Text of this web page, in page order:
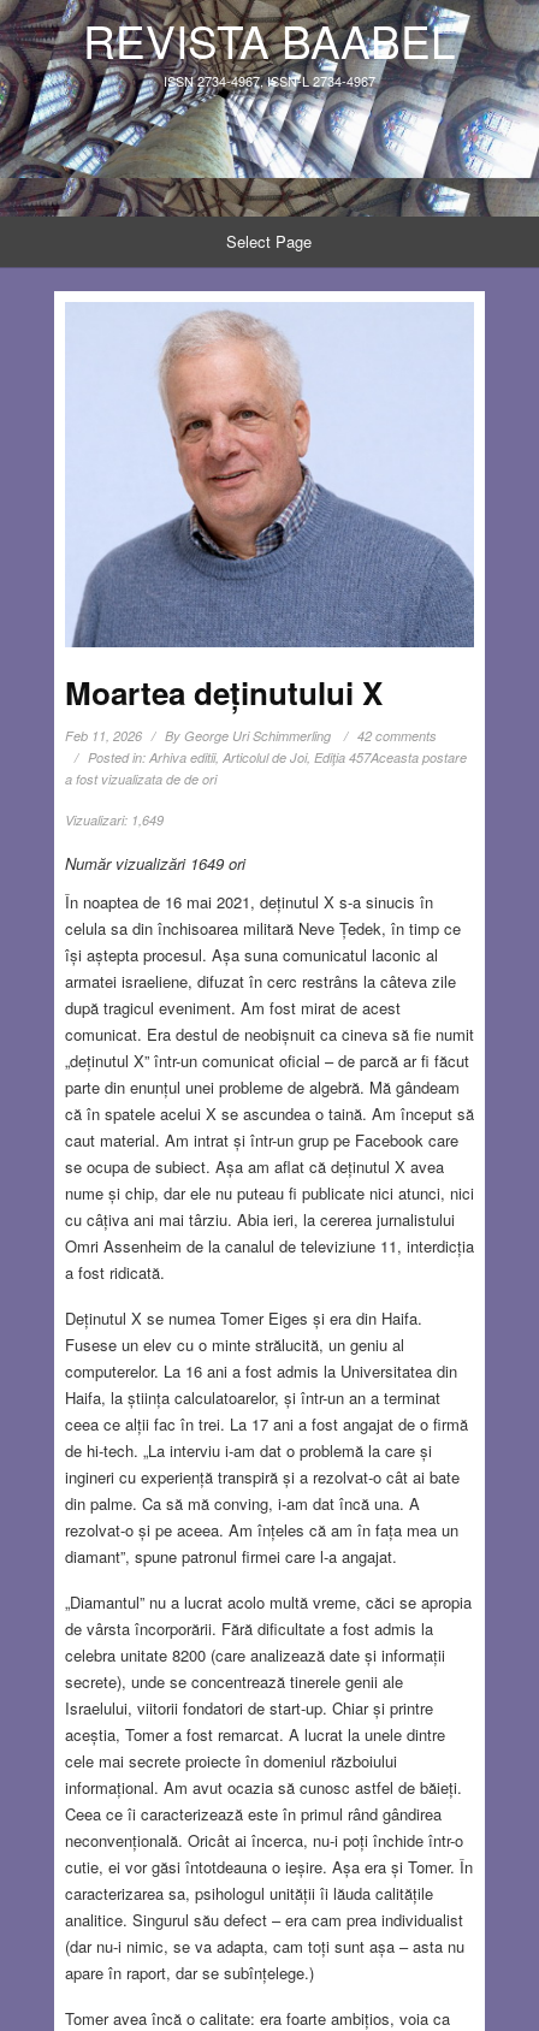
REVISTA BAABEL
ISSN 2734-4967, ISSN-L 2734-4967
Select Page
Moartea deținutului X
Feb 11, 2026 By George Uri Schimmerling
42 comments
Posted in: Arhiva editii, Articolul de Joi, Ediţia 457Aceasta postare
a fost vizualizata de de ori
Vizualizari: 1,649
Număr vizualizări 1649 ori
În noaptea de 16 mai 2021, deținutul X s-a sinucis în
celula sa din închisoarea militară Neve Țedek, în timp ce
își aștepta procesul. Așa suna comunicatul laconic al
armatei israeliene, difuzat în cerc restrâns la câteva zile
după tragicul eveniment. Am fost mirat de acest
comunicat. Era destul de neobișnuit ca cineva să fie numit
„deținutul X” într-un comunicat oficial – de parcă ar fi făcut
parte din enunțul unei probleme de algebră. Mă gândeam
că în spatele acelui X se ascundea o taină. Am început să
caut material. Am intrat și într-un grup pe Facebook care
se ocupa de subiect. Așa am aflat că deținutul X avea
nume și chip, dar ele nu puteau fi publicate nici atunci, nici
cu câțiva ani mai târziu. Abia ieri, la cererea jurnalistului
Omri Assenheim de la canalul de televiziune 11, interdicția
a fost ridicată.
Deținutul X se numea Tomer Eiges și era din Haifa.
Fusese un elev cu o minte strălucită, un geniu al
computerelor. La 16 ani a fost admis la Universitatea din
Haifa, la știința calculatoarelor, și într-un an a terminat
ceea ce alții fac în trei. La 17 ani a fost angajat de o firmă
de hi-tech. „La interviu i-am dat o problemă la care și
ingineri cu experiență transpiră și a rezolvat-o cât ai bate
din palme. Ca să mă conving, i-am dat încă una. A
rezolvat-o și pe aceea. Am înțeles că am în fața mea un
diamant”, spune patronul firmei care l-a angajat.
„Diamantul” nu a lucrat acolo multă vreme, căci se apropia
de vârsta încorporării. Fără dificultate a fost admis la
celebra unitate 8200 (care analizează date și informații
secrete), unde se concentrează tinerele genii ale
Israelului, viitorii fondatori de start-up. Chiar și printre
aceștia, Tomer a fost remarcat. A lucrat la unele dintre
cele mai secrete proiecte în domeniul războiului
informațional. Am avut ocazia să cunosc astfel de băieți.
Ceea ce îi caracterizează este în primul rând gândirea
neconvențională. Oricât ai încerca, nu-i poți închide într-o
cutie, ei vor găsi întotdeauna o ieșire. Așa era și Tomer. În
caracterizarea sa, psihologul unității îi lăuda calitățile
analitice. Singurul său defect – era cam prea individualist
(dar nu-i nimic, se va adapta, cam toți sunt așa – asta nu
apare în raport, dar se subînțelege.)
Tomer avea încă o calitate: era foarte ambițios, voia ca